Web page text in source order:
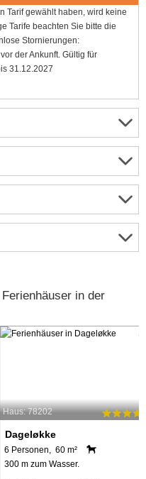
Tarif gewählt haben, wird keine
Tarife beachten Sie bitte die
Stornierungen:
der Ankunft. Gültig für
31.12.2027
in der
Haus: 78202
Dageløkke
6 Personen, 60 m²
300 m zum Wasser.